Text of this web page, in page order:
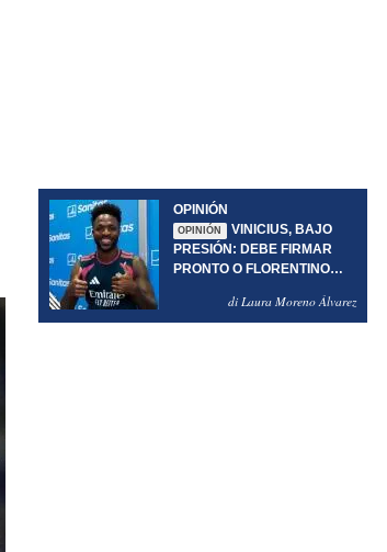
OPINIÓN
OPINIÓN
VINICIUS, BAJO
PRESIÓN: DEBE FIRMAR
PRONTO O FLORENTINO
di Laura Moreno Álvarez